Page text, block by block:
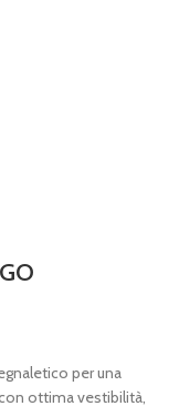
per una
ottima vestibilità,